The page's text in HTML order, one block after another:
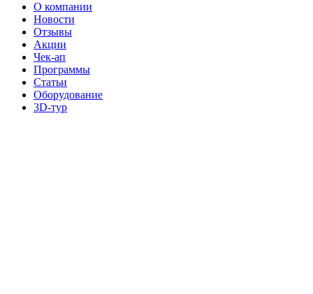
О компании
Новости
Отзывы
Акции
Чек-ап
Программы
Статьи
Оборудование
3D-тур